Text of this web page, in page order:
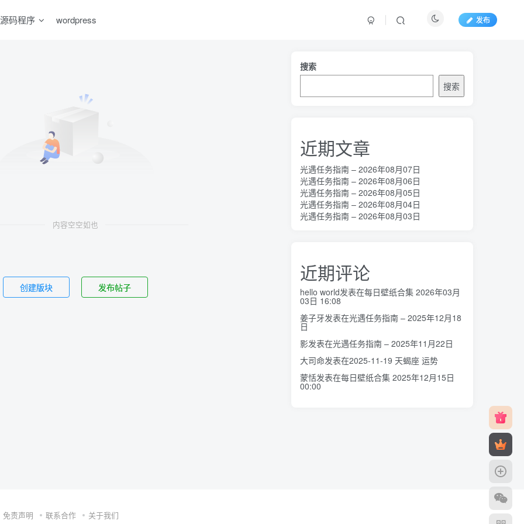
源码程序 wordpress 发布
内容空空如也
创建版块 发布帖子
搜索
搜索
近期文章
光遇任务指南 – 2026年08月07日
光遇任务指南 – 2026年08月06日
光遇任务指南 – 2026年08月05日
光遇任务指南 – 2026年08月04日
光遇任务指南 – 2026年08月03日
近期评论
hello world发表在每日壁纸合集 2026年03月
03日 16:08
姜子牙发表在光遇任务指南 – 2025年12月18
日
影发表在光遇任务指南 – 2025年11月22日
大司命发表在2025-11-19 天蝎座 运势
蒙恬发表在每日壁纸合集 2025年12月15日
00:00
免责声明 联系合作 关于我们